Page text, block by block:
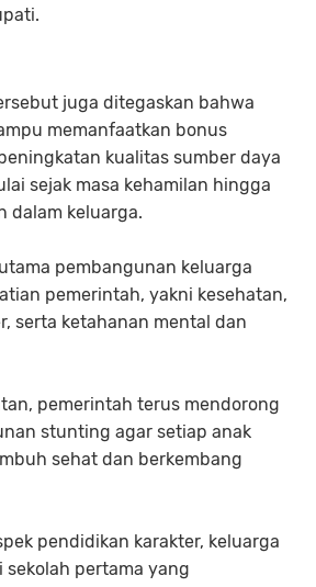
juga ditegaskan bahwa
memanfaatkan bonus
kualitas sumber daya
sejak masa kehamilan hingga
dalam keluarga.
pembangunan keluarga
pemerintah, yakni kesehatan,
serta ketahanan mental dan
pemerintah terus mendorong
stunting agar setiap anak
sehat dan berkembang
pendidikan karakter, keluarga
pertama yang